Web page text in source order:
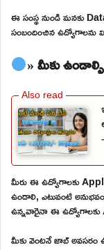
ఈ సంస్థ నుండి మనకు
సంబందించిన ఉద్యోగాలను
» మీకు
మీరు ఈ ఉద్యోగాలకు
ఉండాలి, ఎటువంటి
ఉన్నవారైనా ఈ ఉద్యోగాలకు
మీకు వెంటనే జాబ్ అవసరం